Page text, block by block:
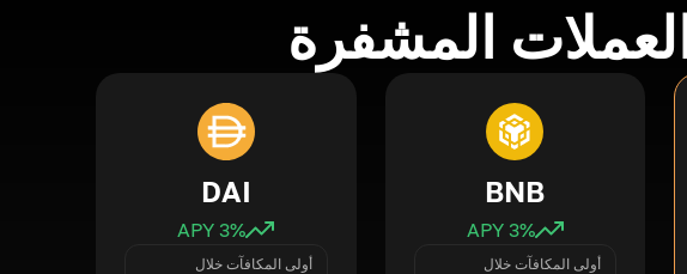
المشفرة
BNB
3% APY
أولى المكافآت خلال
DAI
3% APY
أولى المكافآت خلال